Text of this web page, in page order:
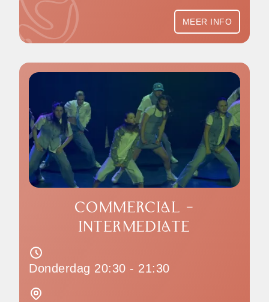
MEER INFO
COMMERCIAL -
INTERMEDIATE
Donderdag 20:30 - 21:30